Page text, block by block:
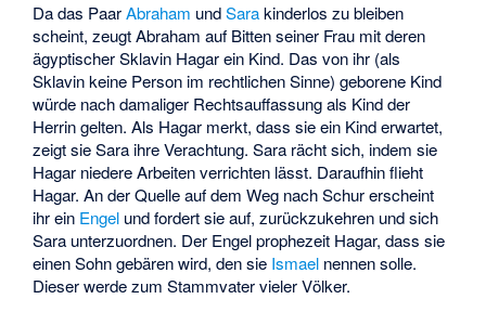
Da das PaarAbraham undSarakinderlos zu bleiben
scheint, zeugt Abraham auf Bitten seiner Frau mit deren
ägyptischer Sklavin Hagar ein Kind. Das von ihr (als
Sklavin keine Person im rechtlichen Sinne) geborene Kind
würde nach damaliger Rechtsauffassung als Kind der
Herrin gelten. Als Hagar merkt, dass sie ein Kind erwartet,
zeigt sie Sara ihre Verachtung. Sara rächt sich, indem sie
Hagar niedere Arbeiten verrichten lässt. Daraufhin flieht
Hagar. An der Quelle auf dem Weg nachSchurerscheint
ihr ein Engel und fordert sie auf, zurückzukehren und sich
Sara unterzuordnen. Der Engel prophezeit Hagar, dass sie
einen Sohn gebären wird, den sie Ismael nennen solle.
Dieser werde zum Stammvater vieler Völker.